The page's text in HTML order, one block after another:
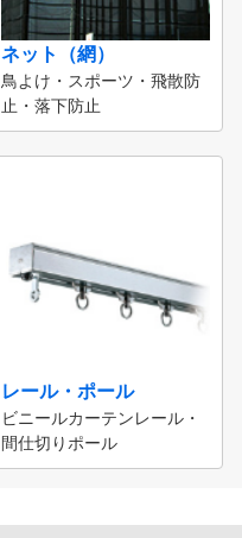
ネット（網）
鳥よけ・スポーツ・飛散防
止・落下防止
レール・ポール
ビニールカーテンレール・
間仕切りポール